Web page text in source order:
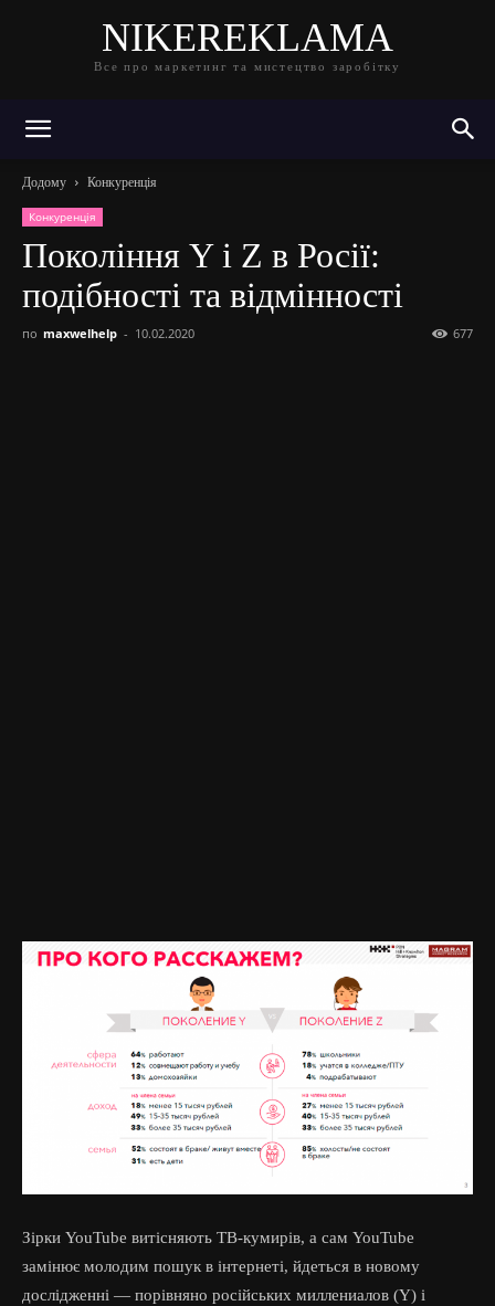
NIKEREKLAMA
Все про маркетинг та мистецтво заробітку
Додому Конкуренція
Конкуренція
Покоління Y і Z в Росії:
подібності та відмінності
по maxwelhelp - 10.02.2020 677
Зірки YouTube витісняють ТВ-кумирів, а сам YouTube
замінює молодим пошук в інтернеті, йдеться в новому
дослідженні — порівняно російських миллениалов (Y) і